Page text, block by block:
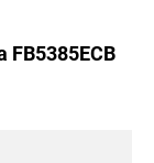
FB5385ECB